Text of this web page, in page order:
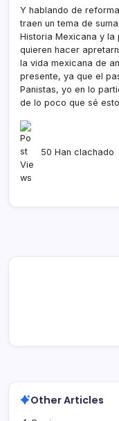
Y hablando de
traen un tema de
Historia Mexicana y la
quieren hacer
la vida mexicana de
presente, ya que el
Panistas, yo en lo
de lo poco que sé
50 Han clachado
Other Articles